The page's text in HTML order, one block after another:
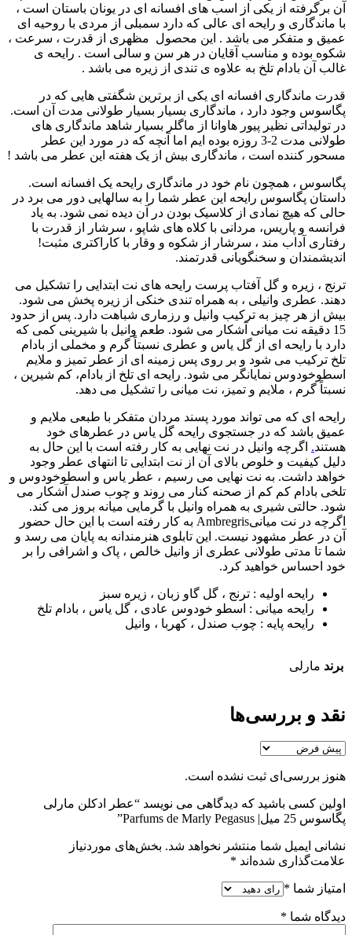
آن برگرفته از یکی از اسب های افسانه ای در یونان باستان است ،
با ماندگاری و رایحه ای عالی که دارد سمبلی از مردی با روحیه ای
عمیق و متفکر می باشد . این محصول مظهری از قدرت ، سرعت ،
شکوه بوده و مناسب آقایان در هر سن و سالی است . رایحه ی
غالب آن بادام تلخ به علاوه ی تندی از زیره می باشد .
قدرت ماندگاری افسانه ای یکی از برترین شگفتی هایی که در
پگاسوس وجود دارد ، ماندگاری بسیار بسیار طولانی مدت آن است.
در تولیداتی نظیر پیور هاوانا از ماگلر بسیار شاهد ماندگاری های
طولانی مدت 2-3 روزه بوده ایم اما آنچه که در مورد این عطر
مسحور کننده است ، ماندگاری بیش از یک هفته این عطر می باشد !
پگاسوس ، همچون نام خود در ماندگاری رایحه یک افسانه است.
داستان پگاسوس رایحه این عطر شما را به سالهایی دور می برد در
حالی که هیچ نمادی از کلاسیک بودن در آن دیده نمی شود. به یاد
فرانسه و پاریس، مردانی با کلاه های شاپو ، سرشار از قدرت با
رفتاری آداب مند ، سرشار از شکوه و وقار با کاراکتری مثبت!
اندیشمندان و سخنگویانی قدرتمند.
ترنج ، زیره و گل آفتاب پرست رایحه های نت ابتدایی را تشکیل می
دهند. عطری وانیلی ، به همراه تندی خنکی از زیره پخش می شود.
بیش از هر چیز به ترکیب وانیل و رزماری شباهت دارد. پس از حدود
15 دقیقه نت میانی آشکار می شود. طعم وانیل با شیرینی کمی که
دارد با رایحه ای از گل یاس و عطری نسبتاً گرم و مخملی از بادام
تلخ ترکیب می شود و بر روی پس زمینه ای از عطر تمیز و ملایم
اسطوخودوس نمایانگر می شود. رایحه ای تلخ از بادام، کم شیرین ،
نسبتاً گرم ، ملایم و تمیز، نت میانی را تشکیل می دهد.
رایحه ای که می تواند مورد پسند مردان متفکر با طبعی ملایم و
عمیق باشد که در جستجوی رایحه گل یاس در عطرهای خود
هستند. اگرچه وانیل در نت نهایی به کار رفته است با این حال به
دلیل کیفیت و خلوص بالای آن از نت ابتدایی تا انتهای عطر وجود
خواهد داشت. به نت نهایی می رسیم ، عطر یاس و اسطوخودوس و
تلخی بادام کم کم از صحنه کنار می روند و چوب صندل آشکار می
شود. حالتی شیری به همراه وانیل با گرمایی میانه بروز می کند.
اگرچه در نت میانیAmbregris به کار رفته است با این حال حضور
آن در عطر مشهود نیست. این تابلوی هنرمندانه به پایان می رسد و
شما تا مدتی طولانی عطری از وانیل خالص ، پاک و اشرافی را بر
خود احساس خواهید کرد.
رايحه اوليه : ترنج ، گل گاو زبان ، زيره سبز
رايحه ميانی : اسطو خودوس عادی ، گل ياس ، بادام تلخ
رايحه پايه : چوب صندل ، کهربا ، وانيل
برند مارلی
نقد و بررسی‌ها
هنوز بررسی‌ای ثبت نشده است.
اولین کسی باشید که دیدگاهی می نویسد “عطر ادکلن مارلی
پگاسوس 25 میل| Parfums de Marly Pegasus”
نشانی ایمیل شما منتشر نخواهد شد. بخش‌های موردنیاز
علامت‌گذاری شده‌اند *
امتیاز شما *
دیدگاه شما *